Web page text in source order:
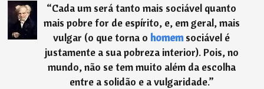
“Cada um será tanto mais sociável quanto
mais pobre for de espírito, e, em geral, mais
vulgar (o que torna o homemsociável é
justamente a sua pobreza interior). Pois, no
mundo, não se tem muito além da escolha
entre a solidão e a vulgaridade.”